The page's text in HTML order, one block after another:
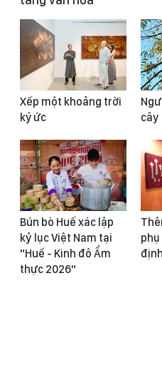
Xếp một khoảng trời
ký ức
cây
Bún bò Huế xác lập
kỷ lục Việt Nam tại
"Huế - Kinh đô Ẩm
thực 2026"